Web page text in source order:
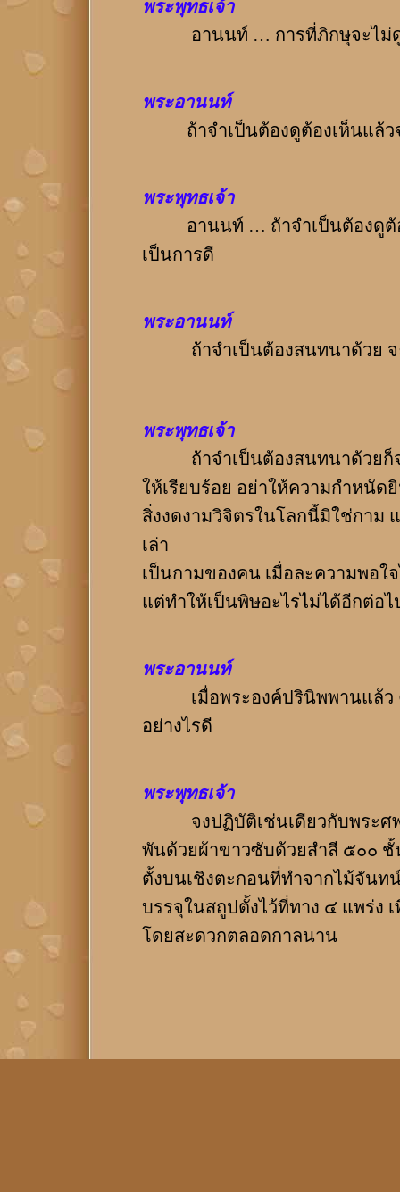
พระพุทธเจ้า
อานนท์ … การที่ภิกษุจะไม่ดูไ
พระอานนท์
ถ้าจำเป็นต้องดูต้องเห็นแล้วจ
พระพุทธเจ้า
อานนท์ … ถ้าจำเป็นต้องดูต้อ
เป็นการดี
พระอานนท์
ถ้าจำเป็นต้องสนทนาด้วย จ
พระพุทธเจ้า
ถ้าจำเป็นต้องสนทนาด้วยก็จ
ให้เรียบร้อย อย่าให้ความกำหนั
สิ่งงดงามวิจิตรในโลกนี้มิใช่กาม
เล่า
เป็นกามของคน เมื่อละความพอใ
แต่ทำให้เป็นพิษอะไรไม่ได้อีกต่อไ
พระอานนท์
เมื่อพระองค์ปรินิพพานแล้ว ค
อย่างไรดี
พระพุทธเจ้า
จงปฏิบัติเช่นเดียวกับพระศพ
พันด้วยผ้าขาวซับด้วยสำลี ๕๐๐
ตั้งบนเชิงตะกอนที่ทำจากไม้จันท
บรรจุในสถูปตั้งไว้ที่ทาง ๔ แพร่ง
โดยสะดวกตลอดกาลนาน